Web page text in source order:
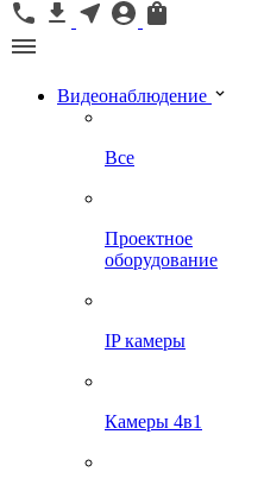
Видеонаблюдение
Все
Проектное
оборудование
IP камеры
Камеры 4в1